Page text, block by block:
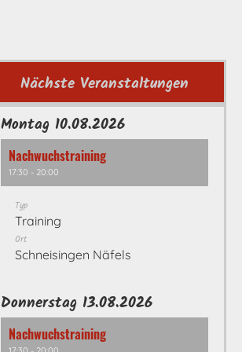
Nächste Veranstaltungen
Montag 10.08.2026
Nachwuchstraining
17:30 - 20:00
Typ
Training
Ort
Schneisingen Näfels
Donnerstag 13.08.2026
Nachwuchstraining